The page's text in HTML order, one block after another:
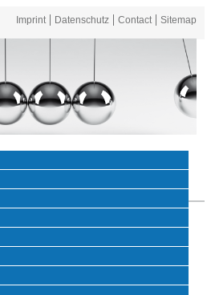
Imprint Datenschutz Contact Sitemap